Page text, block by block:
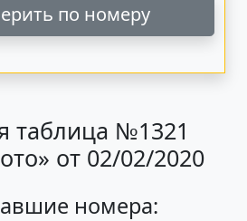
по номеру
таблица №1321
от 02/02/2020
номера: